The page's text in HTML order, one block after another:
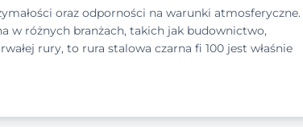
oraz odporności na warunki atmosferyczne.
w różnych branżach, takich jak budownictwo,
rury, to rura stalowa czarna fi 100 jest właśnie